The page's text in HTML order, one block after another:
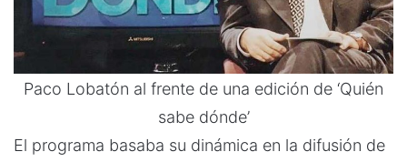
Paco Lobatón al frente de una edición de ‘Quién
sabe dónde’
El programa basaba su dinámica en la difusión de